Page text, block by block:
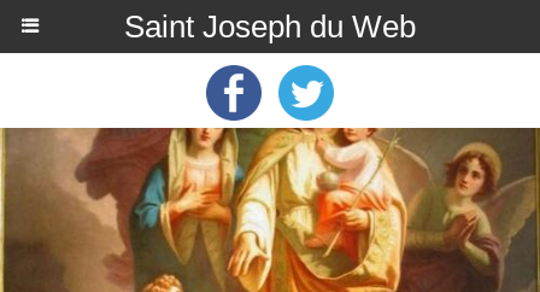
Saint Joseph du Web